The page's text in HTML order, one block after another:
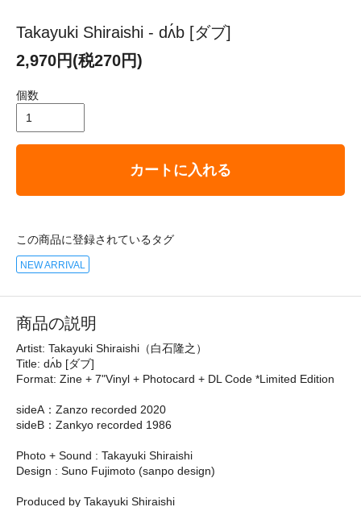
Takayuki Shiraishi - dʌ́b [ダブ]
2,970円(税270円)
個数
カートに入れる
この商品に登録されているタグ
NEW ARRIVAL
商品の説明
Artist: Takayuki Shiraishi（白石隆之）
Title: dʌ́b [ダブ]
Format: Zine + 7"Vinyl + Photocard + DL Code *Limited Edition
sideA：Zanzo recorded 2020
sideB：Zankyo recorded 1986
Photo + Sound : Takayuki Shiraishi
Design : Suno Fujimoto (sanpo design)
Produced by Takayuki Shiraishi